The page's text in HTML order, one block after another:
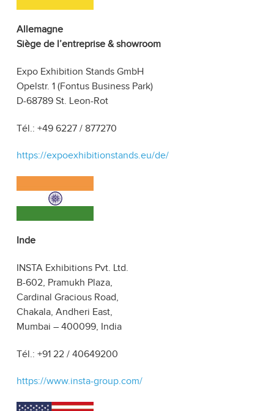
Allemagne
Siège de l’entreprise & showroom
Expo Exhibition Stands GmbH
Opelstr. 1 (Fontus Business Park)
D-68789 St. Leon-Rot
Tél.: +49 6227 / 877270
https://expoexhibitionstands.eu/de/
Inde
INSTA Exhibitions Pvt. Ltd.
B-602, Pramukh Plaza,
Cardinal Gracious Road,
Chakala, Andheri East,
Mumbai – 400099, India
Tél.: +91 22 / 40649200
https://www.insta-group.com/